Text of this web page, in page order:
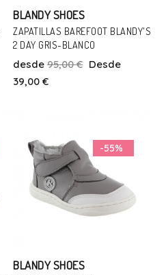
BLANDY SHOES
ZAPATILLAS BAREFOOT BLANDY'S
2 DAY GRIS-BLANCO
desde 95,00 € Desde
39,00 €
-55%
BLANDY SHOES